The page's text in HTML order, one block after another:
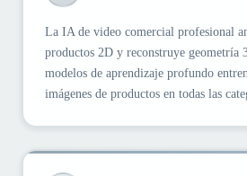
La IA de video comercial profesional
productos 2D y reconstruye geometría
modelos de aprendizaje profundo
imágenes de productos en todas las